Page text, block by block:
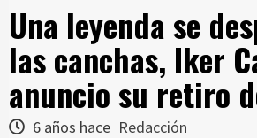
Una leyenda se
las canchas, Iker
anuncio su retiro
6 años hace Redacción